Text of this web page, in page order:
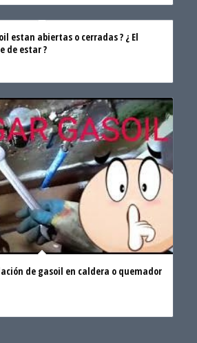
estan abiertas o cerradas ? ¿ El
de estar ?
de gasoil en caldera o quemador